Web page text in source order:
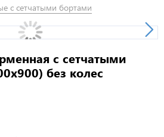
с сетчатыми бортами
с сетчатыми
без колес